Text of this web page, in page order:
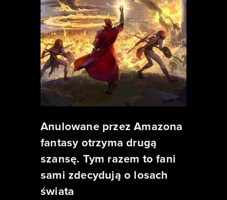
Anulowane przez Amazona
fantasy otrzyma drugą
szansę. Tym razem to fani
sami zdecydują o losach
świata